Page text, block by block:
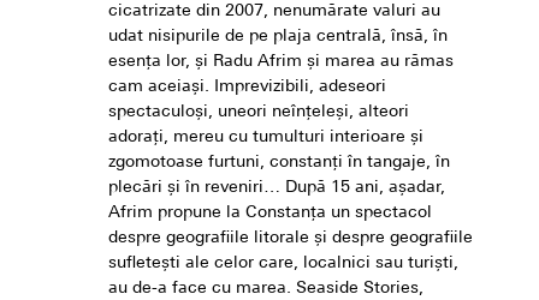
cicatrizate din 2007, nenumărate valuri au
udat nisipurile de pe plaja centrală, însă, în
esența lor, și Radu Afrim și marea au rămas
cam aceiași. Imprevizibili, adeseori
spectaculoși, uneori neînțeleși, alteori
adorați, mereu cu tumulturi interioare și
zgomotoase furtuni, constanți în tangaje, în
plecări și în reveniri… După 15 ani, așadar,
Afrim propune la Constanța un spectacol
despre geografiile litorale și despre geografiile
sufletești ale celor care, localnici sau turiști,
au de-a face cu marea. Seaside Stories,